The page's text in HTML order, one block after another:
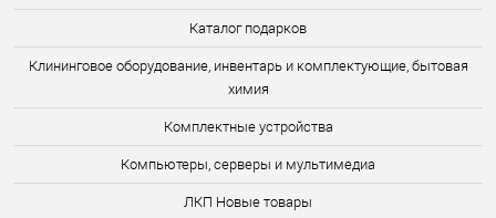
Каталог подарков
Клининговое оборудование, инвентарь и комплектующие, бытовая
химия
Комплектные устройства
Компьютеры, серверы и мультимедиа
ЛКП Новые товары